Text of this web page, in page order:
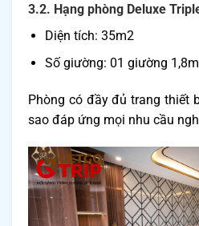
3.2. Hạng phòng Deluxe
Diện tích: 35m2
Số giường: 01 giường
Phòng có đầy đủ trang thiết
sao đáp ứng mọi nhu cầu